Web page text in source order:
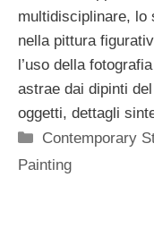
multidisciplinare, lo
nella pittura
l’uso della
astrae dai dipinti
oggetti, dettagli
Categorie
Contemporary
Painting